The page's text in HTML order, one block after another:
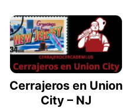
Cerrajeros en Union
City – NJ